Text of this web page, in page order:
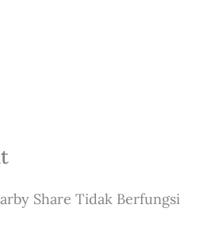
Share Tidak Berfungsi